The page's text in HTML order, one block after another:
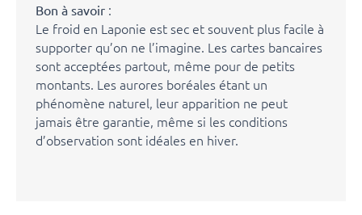
Bon à savoir :
Le froid en Laponie est sec et souvent plus facile à
supporter qu’on ne l’imagine. Les cartes bancaires
sont acceptées partout, même pour de petits
montants. Les aurores boréales étant un
phénomène naturel, leur apparition ne peut
jamais être garantie, même si les conditions
d’observation sont idéales en hiver.